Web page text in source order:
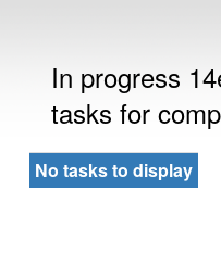
In progress
tasks for
No tasks to display